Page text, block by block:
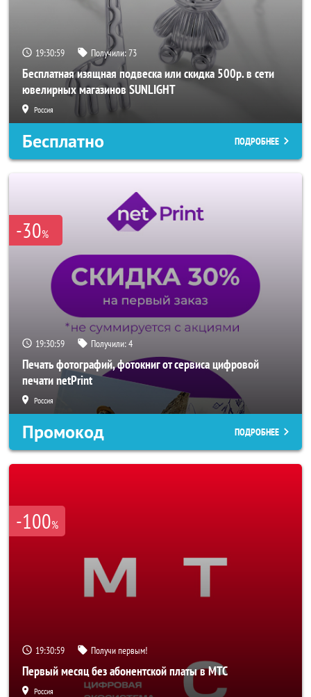
19:30:56 Получили:73
Бесплатная изящная подвеска или скидка 500р. в сети
ювелирных магазинов SUNLIGHT
Россия
Бесплатно ПОДРОБНЕЕ
-30%
19:30:56 Получили:4
Печать фотографий, фотокниг от сервиса цифровой
печати netPrint
Россия
Промокод ПОДРОБНЕЕ
-100%
19:30:56 Получи первым!
Первый месяц без абонентской платы в МТС
Россия